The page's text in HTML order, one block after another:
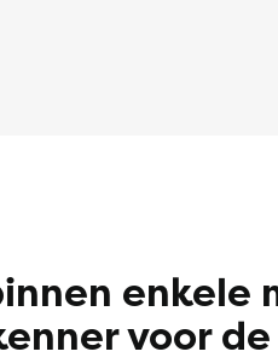
enkele
voor